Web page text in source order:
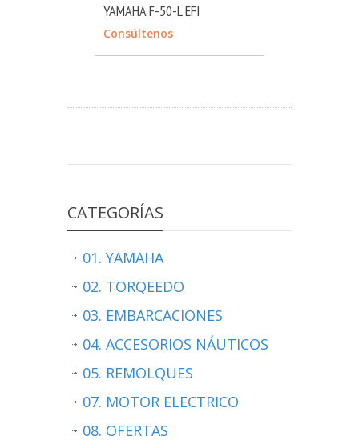
CONSULTAR
YAMAHA F-50-L EFI
Consúltenos
CATEGORÍAS
01. YAMAHA
02. TORQEEDO
03. EMBARCACIONES
04. ACCESORIOS NÁUTICOS
05. REMOLQUES
07. MOTOR ELECTRICO
08. OFERTAS